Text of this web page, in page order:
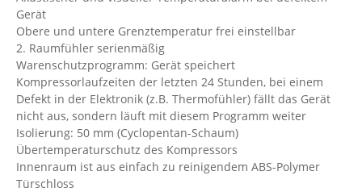
Gerät
Obere und untere Grenztemperatur frei einstellbar
2. Raumfühler serienmäßig
Warenschutzprogramm: Gerät speichert
Kompressorlaufzeiten der letzten 24 Stunden, bei einem
Defekt in der Elektronik (z.B. Thermofühler) fällt das Gerät
nicht aus, sondern läuft mit diesem Programm weiter
Isolierung: 50 mm (Cyclopentan-Schaum)
Übertemperaturschutz des Kompressors
Innenraum ist aus einfach zu reinigendem ABS-Polymer
Türschloss